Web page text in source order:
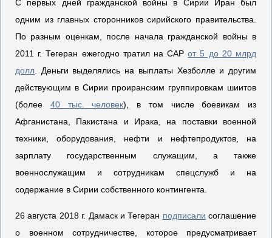
С первых дней гражданской войны в Сирии Иран был
одним из главных сторонников сирийского правительства.
По разным оценкам, после начала гражданской войны в
2011 г. Тегеран ежегодно тратил на САРот 5 до 20 млрд
долл . Деньги выделялись на выплаты Хезболле и другим
действующим в Сирии проиранским группировкам шиитов
(более 40 тыс. человек), в том числе боевикам из
Афганистана, Пакистана и Ирака, на поставки военной
техники, оборудования, нефти и нефтепродуктов, на
зарплату государственным служащим, а также
военнослужащим и сотрудникам спецслужб и на
содержание в Сирии собственного контингента.
26 августа 2018 г. Дамаск и Тегеран подписали соглашение
о военном сотрудничестве, которое предусматривает